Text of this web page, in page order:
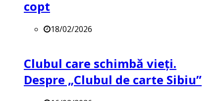
copt
18/02/2026
Clubul care schimbă vieți.
Despre „Clubul de carte Sibiu”